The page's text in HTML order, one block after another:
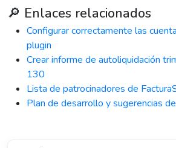
🔎 Enlaces relacionados
Configurar correctamente las
plugin
Crear informe de autoliquidación
130
Lista de patrocinadores de
Plan de desarrollo y sugerencias